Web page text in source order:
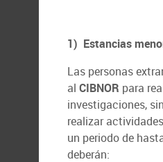
1) Estancias
Las personas
al CIBNOR para
investigaciones,
realizar
un periodo de
deberán: